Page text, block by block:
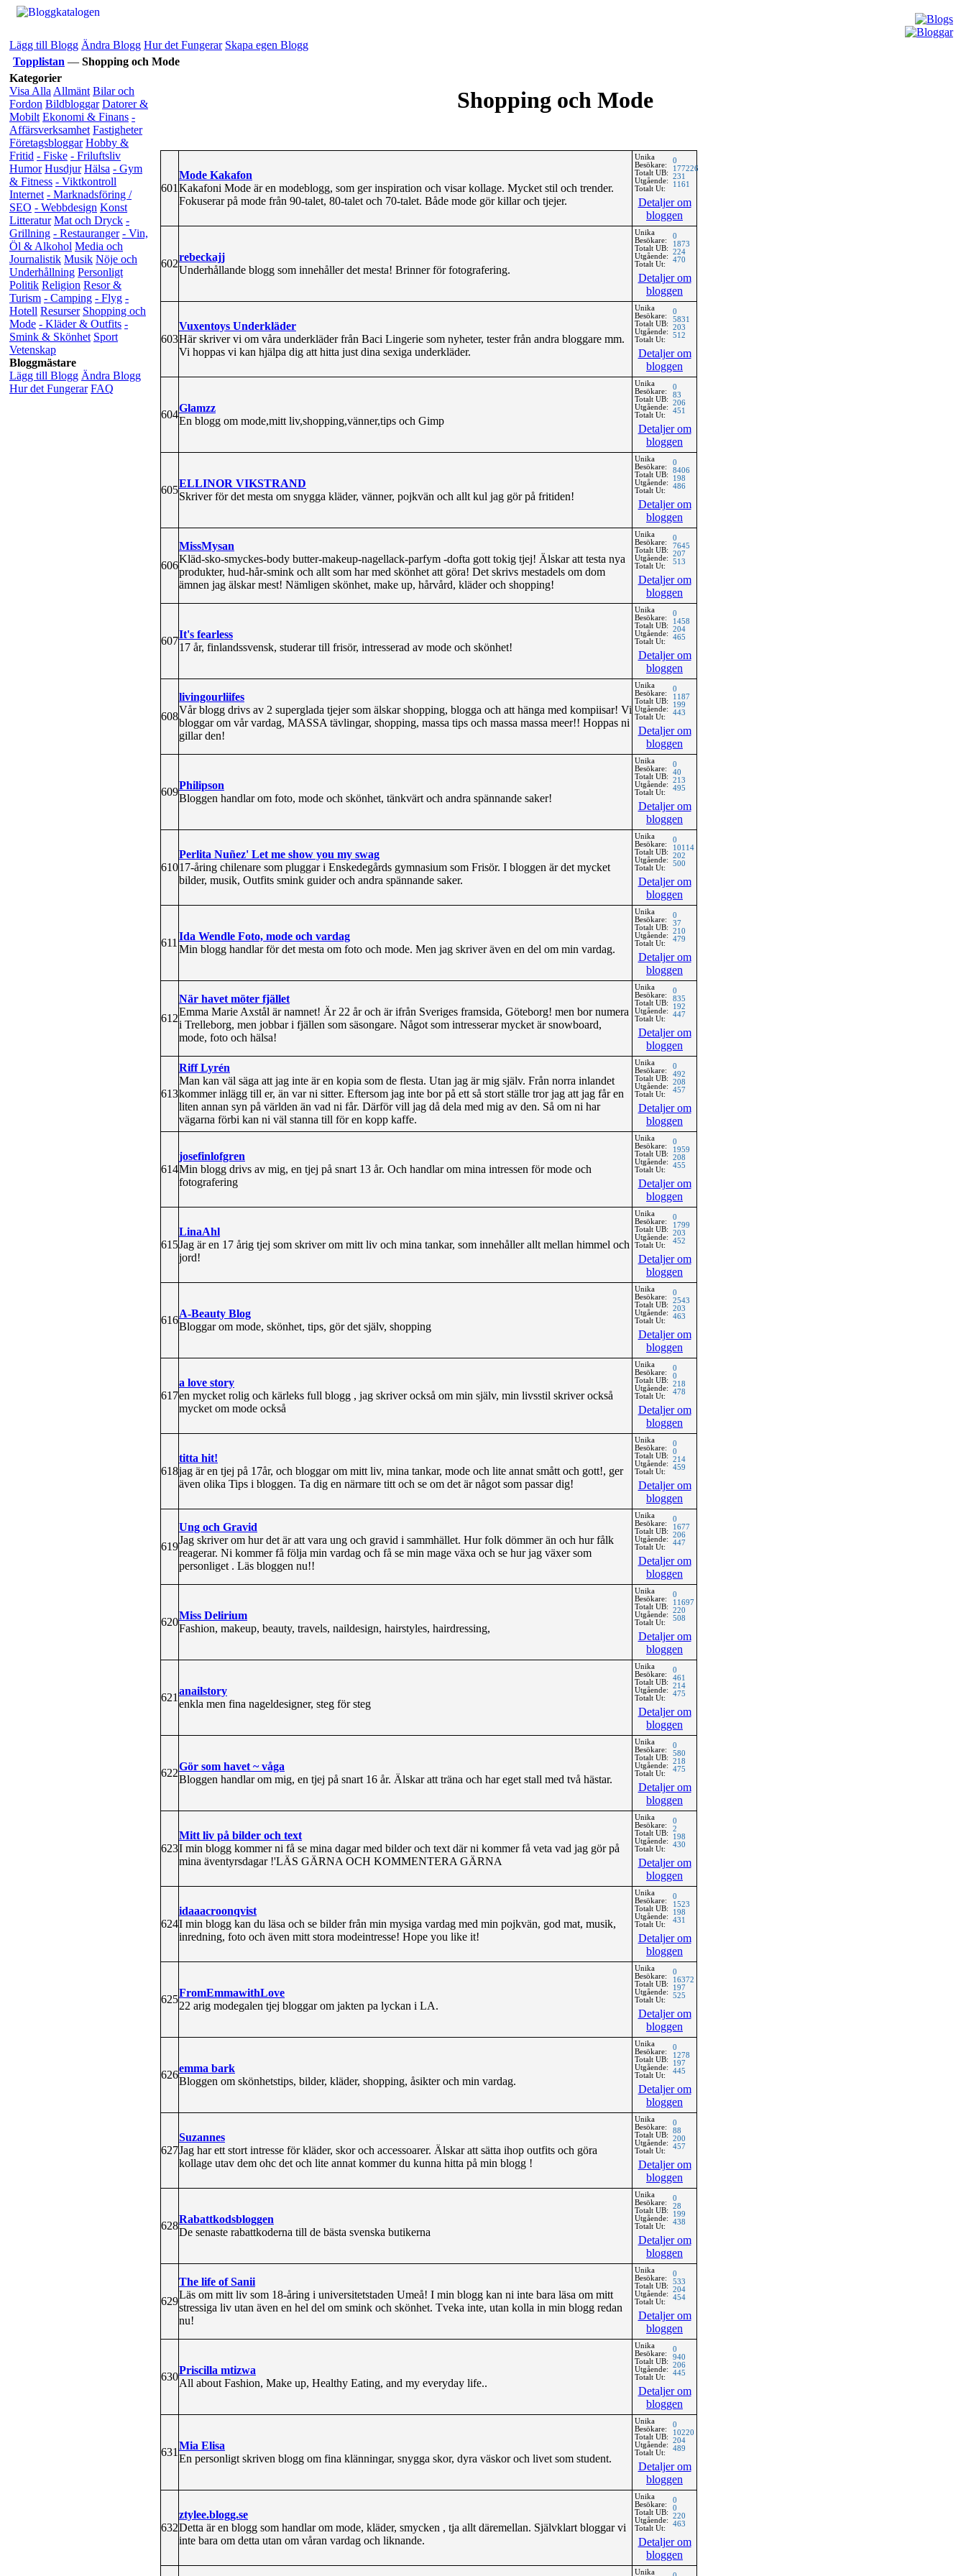
Lägg till Blogg Ändra Blogg Hur det Fungerar Skapa egen Blogg
Topplistan — Shopping och Mode
Kategorier
Visa Alla Allmänt Bilar och
Fordon Bildbloggar Datorer &
Mobilt Ekonomi & Finans -
Affärsverksamhet Fastigheter
Företagsbloggar Hobby &
Fritid - Fiske - Friluftsliv
Humor Husdjur Hälsa - Gym
& Fitness - Viktkontroll
Internet - Marknadsföring /
SEO - Webbdesign Konst
Litteratur Mat och Dryck -
Grillning - Restauranger - Vin,
Öl & Alkohol Media och
Journalistik Musik Nöje och
Underhållning Personligt
Politik Religion Resor &
Turism - Camping - Flyg -
Hotell Resurser Shopping och
Mode - Kläder & Outfits -
Smink & Skönhet Sport
Vetenskap
Bloggmästare
Lägg till Blogg Ändra Blogg
Hur det Fungerar FAQ
Shopping och Mode
601
Mode Kakafon
Kakafoni Mode är en modeblogg, som ger inspiration och visar kollage. Mycket stil och trender.
Fokuserar på mode från 90-talet, 80-talet och 70-talet. Både mode gör killar och tjejer.
Unika
Besökare:
Totalt UB:
Utgående:
Totalt Ut:
0
177226
231
1161
Detaljer om
bloggen
602
rebeckajj
Underhållande blogg som innehåller det mesta! Brinner för fotografering.
Unika
Besökare:
Totalt UB:
Utgående:
Totalt Ut:
0
1873
224
470
Detaljer om
bloggen
603
Vuxentoys Underkläder
Här skriver vi om våra underkläder från Baci Lingerie som nyheter, tester från andra bloggare mm.
Vi hoppas vi kan hjälpa dig att hitta just dina sexiga underkläder.
Unika
Besökare:
Totalt UB:
Utgående:
Totalt Ut:
0
5831
203
512
Detaljer om
bloggen
604
Glamzz
En blogg om mode,mitt liv,shopping,vänner,tips och Gimp
Unika
Besökare:
Totalt UB:
Utgående:
Totalt Ut:
0
83
206
451
Detaljer om
bloggen
605
ELLINOR VIKSTRAND
Skriver för det mesta om snygga kläder, vänner, pojkvän och allt kul jag gör på fritiden!
Unika
Besökare:
Totalt UB:
Utgående:
Totalt Ut:
0
8406
198
486
Detaljer om
bloggen
606
MissMysan
Kläd-sko-smyckes-body butter-makeup-nagellack-parfym -dofta gott tokig tjej! Älskar att testa nya
produkter, hud-hår-smink och allt som har med skönhet att göra! Det skrivs mestadels om dom
ämnen jag älskar mest! Nämligen skönhet, make up, hårvård, kläder och shopping!
Unika
Besökare:
Totalt UB:
Utgående:
Totalt Ut:
0
7645
207
513
Detaljer om
bloggen
607
It's fearless
17 år, finlandssvensk, studerar till frisör, intresserad av mode och skönhet!
Unika
Besökare:
Totalt UB:
Utgående:
Totalt Ut:
0
1458
204
465
Detaljer om
bloggen
608
livingourliifes
Vår blogg drivs av 2 superglada tjejer som älskar shopping, blogga och att hänga med kompiisar! Vi
bloggar om vår vardag, MASSA tävlingar, shopping, massa tips och massa massa meer!! Hoppas ni
gillar den!
Unika
Besökare:
Totalt UB:
Utgående:
Totalt Ut:
0
1187
199
443
Detaljer om
bloggen
609
Philipson
Bloggen handlar om foto, mode och skönhet, tänkvärt och andra spännande saker!
Unika
Besökare:
Totalt UB:
Utgående:
Totalt Ut:
0
40
213
495
Detaljer om
bloggen
610
Perlita Nuñez' Let me show you my swag
17-åring chilenare som pluggar i Enskedegårds gymnasium som Frisör. I bloggen är det mycket
bilder, musik, Outfits smink guider och andra spännande saker.
Unika
Besökare:
Totalt UB:
Utgående:
Totalt Ut:
0
10114
202
500
Detaljer om
bloggen
611
Ida Wendle Foto, mode och vardag
Min blogg handlar för det mesta om foto och mode. Men jag skriver även en del om min vardag.
Unika
Besökare:
Totalt UB:
Utgående:
Totalt Ut:
0
37
210
479
Detaljer om
bloggen
612
När havet möter fjället
Emma Marie Axstål är namnet! Är 22 år och är ifrån Sveriges framsida, Göteborg! men bor numera
i Trelleborg, men jobbar i fjällen som säsongare. Något som intresserar mycket är snowboard,
mode, foto och hälsa!
Unika
Besökare:
Totalt UB:
Utgående:
Totalt Ut:
0
835
192
447
Detaljer om
bloggen
613
Riff Lyrén
Man kan väl säga att jag inte är en kopia som de flesta. Utan jag är mig själv. Från norra inlandet
kommer inlägg till er, än var ni sitter. Eftersom jag inte bor på ett så stort ställe tror jag att jag får en
liten annan syn på världen än vad ni får. Därför vill jag då dela med mig av den. Så om ni har
vägarna förbi kan ni väl stanna till för en kopp kaffe.
Unika
Besökare:
Totalt UB:
Utgående:
Totalt Ut:
0
492
208
457
Detaljer om
bloggen
614
josefinlofgren
Min blogg drivs av mig, en tjej på snart 13 år. Och handlar om mina intressen för mode och
fotografering
Unika
Besökare:
Totalt UB:
Utgående:
Totalt Ut:
0
1959
208
455
Detaljer om
bloggen
615
LinaAhl
Jag är en 17 årig tjej som skriver om mitt liv och mina tankar, som innehåller allt mellan himmel och
jord!
Unika
Besökare:
Totalt UB:
Utgående:
Totalt Ut:
0
1799
203
452
Detaljer om
bloggen
616
A-Beauty Blog
Bloggar om mode, skönhet, tips, gör det själv, shopping
Unika
Besökare:
Totalt UB:
Utgående:
Totalt Ut:
0
2543
203
463
Detaljer om
bloggen
617
a love story
en mycket rolig och kärleks full blogg , jag skriver också om min själv, min livsstil skriver också
mycket om mode också
Unika
Besökare:
Totalt UB:
Utgående:
Totalt Ut:
0
0
218
478
Detaljer om
bloggen
618
titta hit!
jag är en tjej på 17år, och bloggar om mitt liv, mina tankar, mode och lite annat smått och gott!, ger
även olika Tips i bloggen. Ta dig en närmare titt och se om det är något som passar dig!
Unika
Besökare:
Totalt UB:
Utgående:
Totalt Ut:
0
0
214
459
Detaljer om
bloggen
619
Ung och Gravid
Jag skriver om hur det är att vara ung och gravid i sammhället. Hur folk dömmer än och hur fålk
reagerar. Ni kommer få följa min vardag och få se min mage växa och se hur jag växer som
personliget . Läs bloggen nu!!
Unika
Besökare:
Totalt UB:
Utgående:
Totalt Ut:
0
1677
206
447
Detaljer om
bloggen
620
Miss Delirium
Fashion, makeup, beauty, travels, naildesign, hairstyles, hairdressing,
Unika
Besökare:
Totalt UB:
Utgående:
Totalt Ut:
0
11697
220
508
Detaljer om
bloggen
621
anailstory
enkla men fina nageldesigner, steg för steg
Unika
Besökare:
Totalt UB:
Utgående:
Totalt Ut:
0
461
214
475
Detaljer om
bloggen
622
Gör som havet ~ våga
Bloggen handlar om mig, en tjej på snart 16 år. Älskar att träna och har eget stall med två hästar.
Unika
Besökare:
Totalt UB:
Utgående:
Totalt Ut:
0
580
218
475
Detaljer om
bloggen
623
Mitt liv på bilder och text
I min blogg kommer ni få se mina dagar med bilder och text där ni kommer få veta vad jag gör på
mina äventyrsdagar !'LÄS GÄRNA OCH KOMMENTERA GÄRNA
Unika
Besökare:
Totalt UB:
Utgående:
Totalt Ut:
0
2
198
430
Detaljer om
bloggen
624
idaaacroonqvist
I min blogg kan du läsa och se bilder från min mysiga vardag med min pojkvän, god mat, musik,
inredning, foto och även mitt stora modeintresse! Hope you like it!
Unika
Besökare:
Totalt UB:
Utgående:
Totalt Ut:
0
1523
198
431
Detaljer om
bloggen
625
FromEmmawithLove
22 arig modegalen tjej bloggar om jakten pa lyckan i LA.
Unika
Besökare:
Totalt UB:
Utgående:
Totalt Ut:
0
16372
197
525
Detaljer om
bloggen
626
emma bark
Bloggen om skönhetstips, bilder, kläder, shopping, åsikter och min vardag.
Unika
Besökare:
Totalt UB:
Utgående:
Totalt Ut:
0
1278
197
445
Detaljer om
bloggen
627
Suzannes
Jag har ett stort intresse för kläder, skor och accessoarer. Älskar att sätta ihop outfits och göra
kollage utav dem ohc det och lite annat kommer du kunna hitta på min blogg !
Unika
Besökare:
Totalt UB:
Utgående:
Totalt Ut:
0
88
200
457
Detaljer om
bloggen
628
Rabattkodsbloggen
De senaste rabattkoderna till de bästa svenska butikerna
Unika
Besökare:
Totalt UB:
Utgående:
Totalt Ut:
0
28
199
438
Detaljer om
bloggen
629
The life of Sanii
Läs om mitt liv som 18-åring i universitetstaden Umeå! I min blogg kan ni inte bara läsa om mitt
stressiga liv utan även en hel del om smink och skönhet. Tveka inte, utan kolla in min blogg redan
nu!
Unika
Besökare:
Totalt UB:
Utgående:
Totalt Ut:
0
533
204
454
Detaljer om
bloggen
630
Priscilla mtizwa
All about Fashion, Make up, Healthy Eating, and my everyday life..
Unika
Besökare:
Totalt UB:
Utgående:
Totalt Ut:
0
940
206
445
Detaljer om
bloggen
631
Mia Elisa
En personligt skriven blogg om fina klänningar, snygga skor, dyra väskor och livet som student.
Unika
Besökare:
Totalt UB:
Utgående:
Totalt Ut:
0
10220
204
489
Detaljer om
bloggen
632
ztylee.blogg.se
Detta är en blogg som handlar om mode, kläder, smycken , tja allt däremellan. Självklart bloggar vi
inte bara om detta utan om våran vardag och liknande.
Unika
Besökare:
Totalt UB:
Utgående:
Totalt Ut:
0
0
220
463
Detaljer om
bloggen
Unika